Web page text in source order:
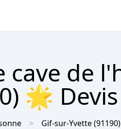
cave de
🌟
Gif-sur-Yvette(91190)